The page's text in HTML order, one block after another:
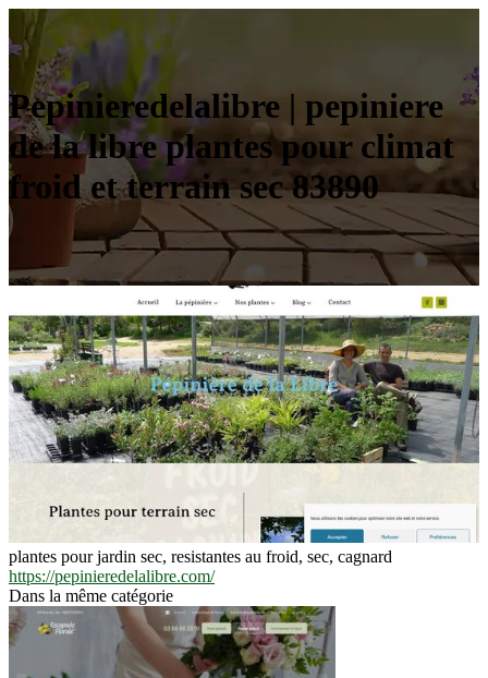
Pepinieredela­lib­re | pepiniere
de la libre plantes pour climat
froid et terrain sec 83890
plantes pour jardin sec, resistantes au froid, sec, cagnard
https://pepinieredelalibre.com/
Dans la même catégorie